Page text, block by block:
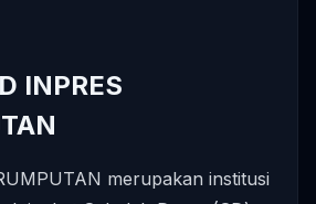
INPRES
merupakan institusi